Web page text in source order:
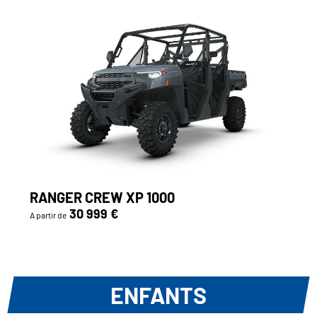
RANGER CREW XP 1000
A partir de 30 999 €
ENFANTS